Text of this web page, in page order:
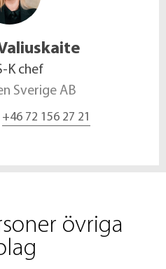
K chef
Sverige AB
+46 72 156 27 21
övriga